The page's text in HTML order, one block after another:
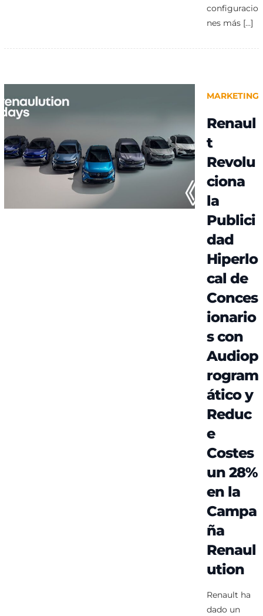
configuracio
nes más […]
MARKETING
Renaul
t
Revolu
ciona
la
Publici
dad
Hiperlo
cal de
Conces
ionario
s con
Audiop
rogram
ático y
Reduc
e
Costes
un 28%
en la
Campa
ña
Renaul
ution
Renault ha
dado un